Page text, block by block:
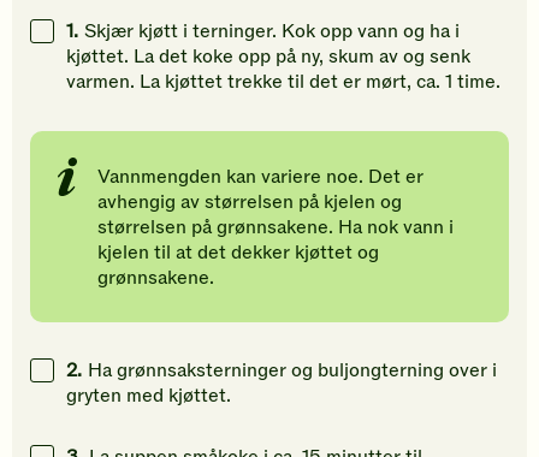
gi
din
vurdering.
din
vurdering.
1. Skjær kjøtt i terninger. Kok opp vann og ha i
kjøttet. La det koke opp på ny, skum av og senk
varmen. La kjøttet trekke til det er mørt, ca. 1 time.
Vannmengden kan variere noe. Det er
avhengig av størrelsen på kjelen og
størrelsen på grønnsakene. Ha nok vann i
kjelen til at det dekker kjøttet og
grønnsakene.
2. Ha grønnsaksterninger og buljongterning over i
gryten med kjøttet.